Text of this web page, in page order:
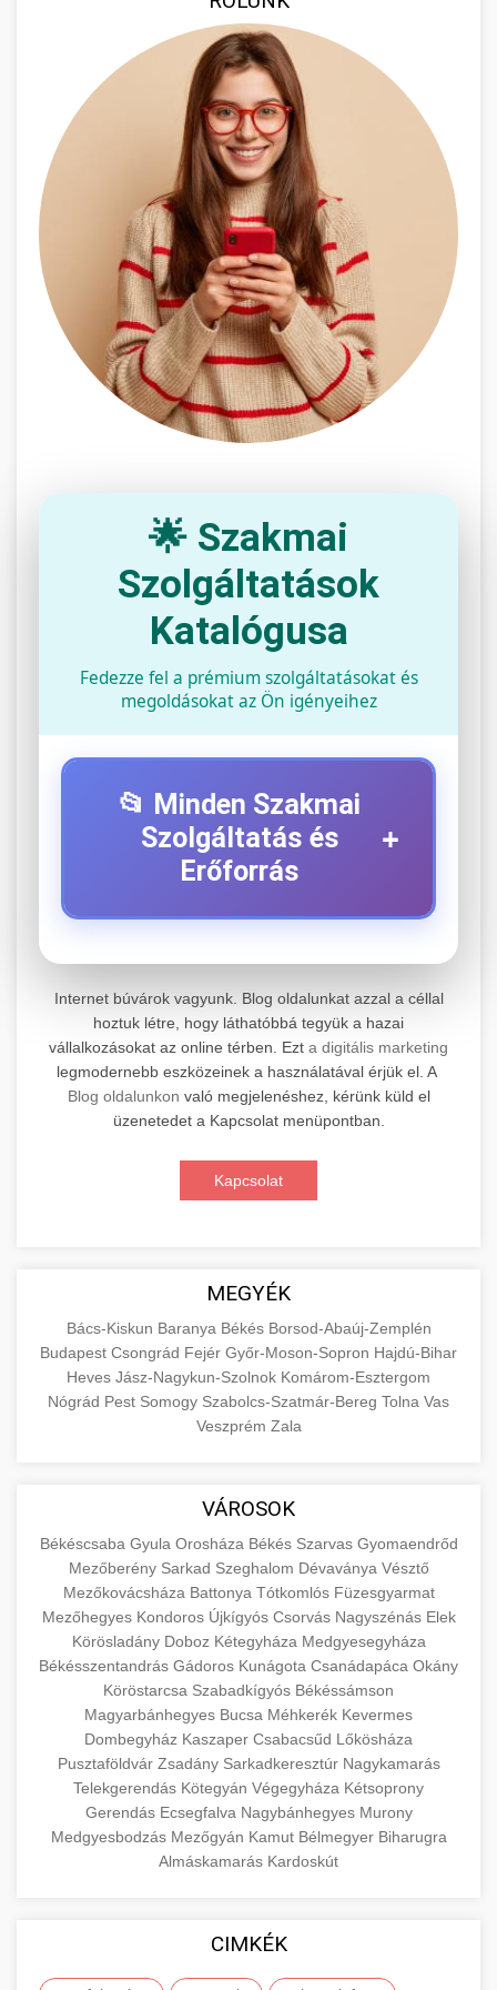
🌟 Szakmai
Szolgáltatások
Katalógusa
Fedezze fel a prémium szolgáltatásokat és
megoldásokat az Ön igényeihez
📂 Minden Szakmai
Szolgáltatás és
Erőforrás
+
+
Professzionális elektromos roller javítási és
karbantartási szolgáltatások. Szakértő
technikusaink minőségi szervízt nyújtanak
minden jelentős márkához és modellhez.
Szervizközpont Látogatása
📊 2. Online Marketing
Ügynökség
+
beleértve a SEO-t, közösségi média kezelést és
digitális hirdetéseket. Növekedés elérése
aimarketingugynokseg.hu
digitális ügynökségi szolgáltatások
🛴 3. Legjobb Elektromos Roller
legjobb modelleket, funkciókat és árakat
megalapozott vásárlási döntéshez.
Legjobb Modellek Megtekintése
🔗 4. Prémium Linképítés
Magas minőségű backlink beszerzési
szolgáltatások webhelye autoritásának és
keresőmotoros rangsorolásának növeléséhez.
Csak fehér kalapú technikák.
minőségi backlink szolgáltatás
📦 5. Termékek és
Szolgáltatások
+
közgazdaságtanban és az üzleti életben.
kategóriákat.
en.wikipedia.org gazdasági koncepciók
Információk az EU finanszírozási
lehetőségeiről, pályázatokról és pénzügyi
támogatási programokról. Maradjon tájékozott
a vállalkozások és projektek számára elérhető
forrásokról.
kozter.com - EU-s pénzek
EU pályázati programok
🚀 7. SEO Ügynökség +
Szakértő keresőmotor-optimalizálási
szolgáltatások webhelye láthatóságának és
organikus forgalmának javításához. Technikai
SEO, tartalom optimalizálás és még sok más.
onlinemarketing101.biz
keresési optimalizálási szakértők
💎 8. Mellplasztika +
Professzionális mellnagyobbítási szolgáltatások
tapasztalt sebészekkel. Tudjon meg többet az
eljárásokról, a gyógyulásról és a konzultációs
lehetőségekről az esztétikai fejlesztéshez.
szeptest.com kozmetikai mellsebészet
✨ 9. Hasplasztika +
Szakértő hasplasztikai eljárások laposabb,
feszesebb has eléréséhez. Konzultáció
minősített plasztikai sebészekkel és átfogó
szeptest.com has kontúrozó műtét
👁️ 10. Szemhéjplasztika +
megjelenése frissítéséhez. Felső és alsó
szemhéjműtét tapasztalt kozmetikai
sebészekkel.
📈 11. Paciensek Számának
Internet búvárok vagyunk. Blog oldalunkat azzal a céllal
hoztuk létre, hogy láthatóbbá tegyük a hazai
vállalkozásokat az online térben. Ezt a digitális marketing
legmodernebb eszközeinek a használatával érjük el. A
Blog oldalunkon való megjelenéshez, kérünk küld el
üzenetedet a Kapcsolat menüpontban.
Kapcsolat
MEGYÉK
Bács-Kiskun Baranya Békés Borsod-Abaúj-Zemplén
Budapest Csongrád Fejér Győr-Moson-Sopron Hajdú-Bihar
Heves Jász-Nagykun-Szolnok Komárom-Esztergom
Nógrád Pest Somogy Szabolcs-Szatmár-Bereg Tolna Vas
Veszprém Zala
VÁROSOK
Békéscsaba Gyula Orosháza Békés Szarvas Gyomaendrőd
Mezőberény Sarkad Szeghalom Dévaványa Vésztő
Mezőkovácsháza Battonya Tótkomlós Füzesgyarmat
Mezőhegyes Kondoros Újkígyós Csorvás Nagyszénás Elek
Körösladány Doboz Kétegyháza Medgyesegyháza
Békésszentandrás Gádoros Kunágota Csanádapáca Okány
Köröstarcsa Szabadkígyós Békéssámson
Magyarbánhegyes Bucsa Méhkerék Kevermes
Dombegyház Kaszaper Csabacsűd Lőkösháza
Pusztaföldvár Zsadány Sarkadkeresztúr Nagykamarás
Telekgerendás Kötegyán Végegyháza Kétsoprony
Gerendás Ecsegfalva Nagybánhegyes Murony
Medgyesbodzás Mezőgyán Kamut Bélmegyer Biharugra
Almáskamarás Kardoskút
CIMKÉK